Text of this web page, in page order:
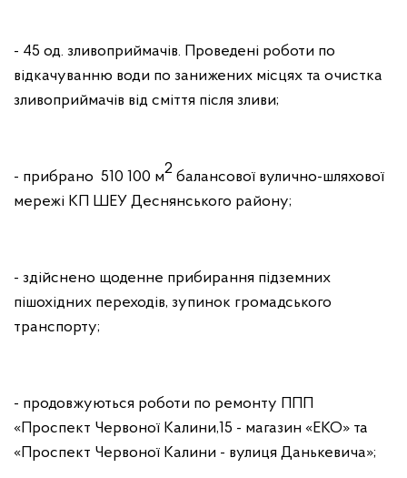
- 45 од. зливоприймачів. Проведені роботи по
відкачуванню води по занижених місцях та очистка
зливоприймачів від сміття після зливи;
- прибрано 510 100 м2 балансової вулично-шляхової
мережі КП ШЕУ Деснянського району;
- здійснено щоденне прибирання підземних
пішохідних переходів, зупинок громадського
транспорту;
- продовжуються роботи по ремонту ППП
«Проспект Червоної Калини,15 - магазин «ЕКО» та
«Проспект Червоної Калини - вулиця Данькевича»;